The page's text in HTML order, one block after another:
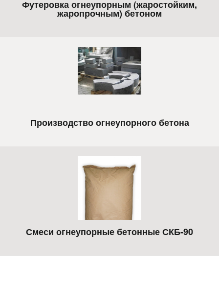
Футеровка огнеупорным (жаростойким,
жаропрочным) бетоном
Производство огнеупорного бетона
Смеси огнеупорные бетонные СКБ-90